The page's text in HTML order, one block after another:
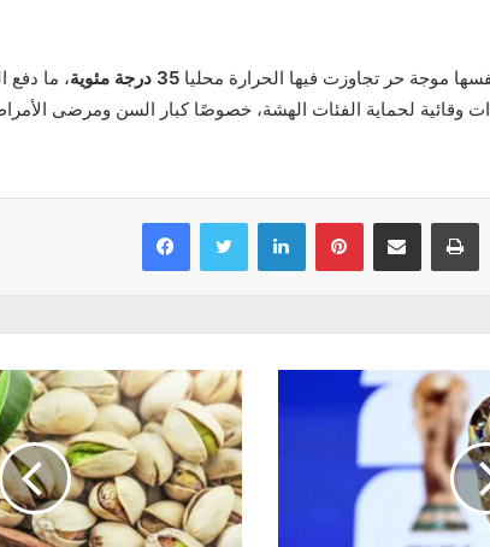
موجة حر تجاوزت فيها الحرارة محليا 35 درجة مئوية
، ما دفع
وقائية لحماية الفئات الهشة، خصوصًا كبار السن ومرضى
Facebook Twitter Linkedin Pinterest Partager par email Imprimer